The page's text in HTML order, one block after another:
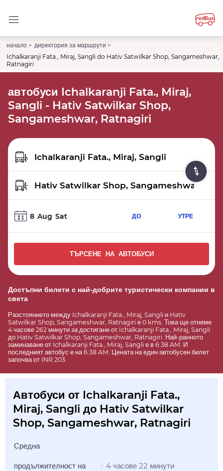
начало > директория за маршрути >
Ichalkaranji Fata., Miraj, Sangli do Hativ Satwilkar Shop, Sangameshwar,
Ratnagiri
автобуси Ichalkaranji Fata., Miraj,
Sangli - Hativ Satwilkar Shop,
Sangameshwar, Ratnagiri
8 Aug Sat ДО УТРЕ
ТЪРСЕНЕ НА АВТОБУСИ
Достъпни билети с най-добрите туристически компании в
света
Разстоянието между Ichalkaranji Fata., Miraj, Sangli и Hativ
Satwilkar Shop, Sangameshwar, Ratnagiri е 0 kms. Това ще отнеме
4 часове 262 минути за достигане от Ichalkaranji Fata., Miraj, Sangli
до Hativ Satwilkar Shop, Sangameshwar, Ratnagiri. Най-ранното
заминаване от Ichalkaranji Fata., Miraj, Sangli е в 6:38 AM. И
последният автобус е на 6:38 AM. Цената на един автобусен билет
започва от INR 203.
Автобуси от Ichalkaranji Fata.,
Miraj, Sangli до Hativ Satwilkar
Shop, Sangameshwar, Ratnagiri
Средна
продължителност на : 4 часове 22 минути